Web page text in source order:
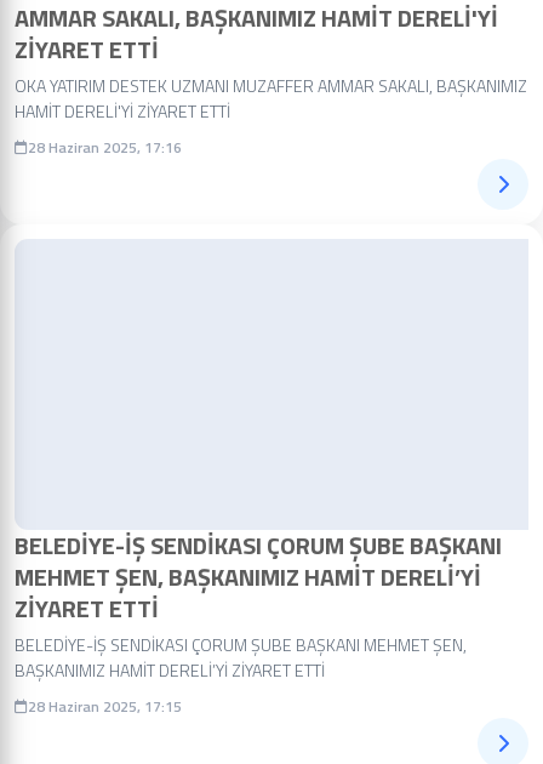
AMMAR SAKALI, BAŞKANIMIZ HAMİT DERELİ'Yİ
ZİYARET ETTİ
OKA YATIRIM DESTEK UZMANI MUZAFFER AMMAR SAKALI, BAŞKANIMIZ
HAMİT DERELİ'Yİ ZİYARET ETTİ
28 Haziran 2025, 17:16
BELEDİYE-İŞ SENDİKASI ÇORUM ŞUBE BAŞKANI
MEHMET ŞEN, BAŞKANIMIZ HAMİT DERELİ’Yİ
ZİYARET ETTİ
BELEDİYE-İŞ SENDİKASI ÇORUM ŞUBE BAŞKANI MEHMET ŞEN,
BAŞKANIMIZ HAMİT DERELİ’Yİ ZİYARET ETTİ
28 Haziran 2025, 17:15